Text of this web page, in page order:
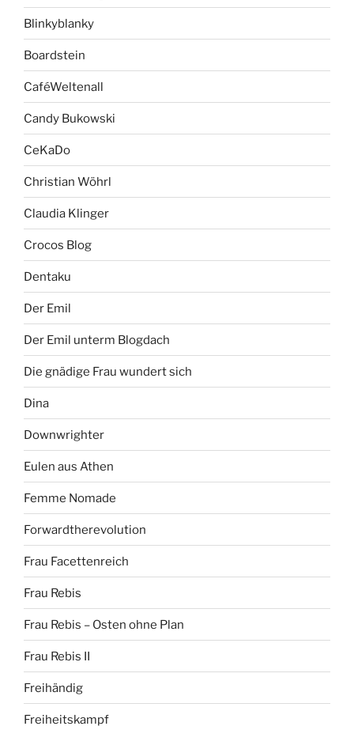
Blinkyblanky
Boardstein
CaféWeltenall
Candy Bukowski
CeKaDo
Christian Wöhrl
Claudia Klinger
Crocos Blog
Dentaku
Der Emil
Der Emil unterm Blogdach
Die gnädige Frau wundert sich
Dina
Downwrighter
Eulen aus Athen
Femme Nomade
Forwardtherevolution
Frau Facettenreich
Frau Rebis
Frau Rebis – Osten ohne Plan
Frau Rebis II
Freihändig
Freiheitskampf